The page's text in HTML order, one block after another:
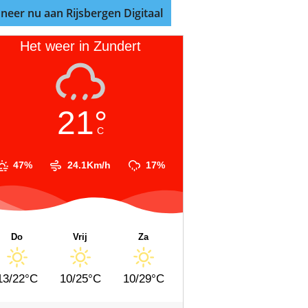
nu aan Rijsbergen Digitaal
Het weer in Zundert
21°
C
47% 24.1Km/h 17%
Do
22°C
Vrij
10/25°C
Za
10/29°C